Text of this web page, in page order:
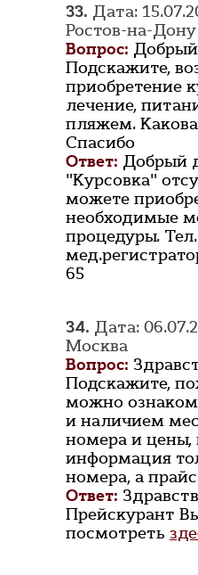
33. Дата:
Ростов-на-Дону
Вопрос:
Подскажите,
приобретение
лечение,
пляжем.
Спасибо
Ответ: Добрый
"Курсовка"
можете
необходимые
процедуры. Тел.
65
34. Дата:
Москва
Вопрос:
Подскажите,
можно
и наличием
номера и цены,
информация
номера, а
Ответ:
Прейскурант
посмотреть